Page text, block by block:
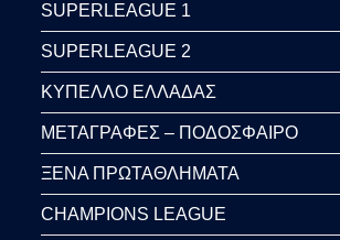
SUPERLEAGUE 1
SUPERLEAGUE 2
ΚΥΠΕΛΛΟ ΕΛΛΑΔΑΣ
ΜΕΤΑΓΡΑΦΕΣ – ΠΟΔΟΣΦΑΙΡΟ
ΞΕΝΑ ΠΡΩΤΑΘΛΗΜΑΤΑ
CHAMPIONS LEAGUE